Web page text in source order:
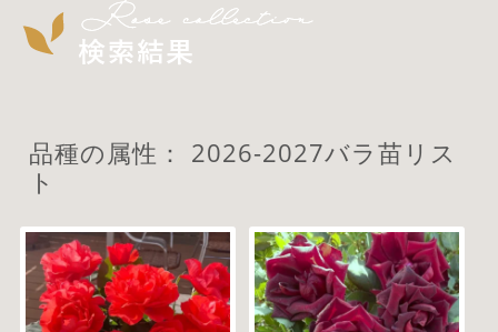
品種の属性： 2026-2027バラ苗リス
ト